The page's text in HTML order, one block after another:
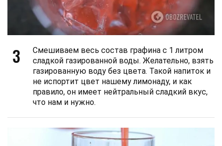
3
Смешиваем весь состав графина с 1 литром
сладкой газированной воды. Желательно, взять
газированную воду без цвета. Такой напиток и
не испортит цвет нашему лимонаду, и как
правило, он имеет нейтральный сладкий вкус,
что нам и нужно.